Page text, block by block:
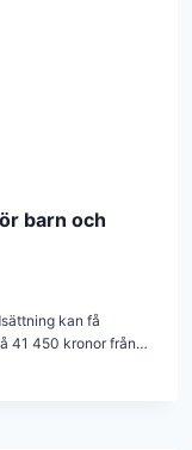
barn och
kan få
41 450 kronor från…